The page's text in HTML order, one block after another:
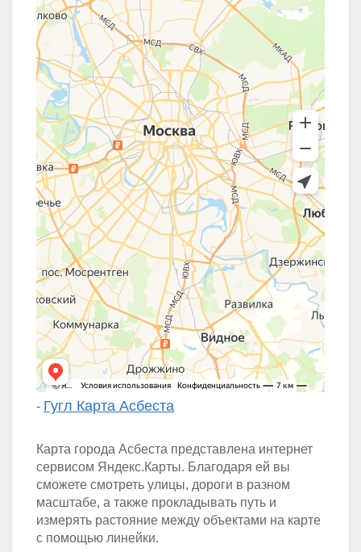
- Гугл Карта Асбеста
Карта города Асбеста представлена интернет
сервисом Яндекс.Карты. Благодаря ей вы
сможете смотреть улицы, дороги в разном
масштабе, а также прокладывать путь и
измерять растояние между объектами на карте
с помощью линейки.